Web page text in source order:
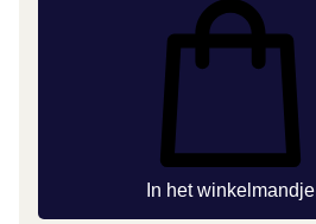
In het winkelmandje